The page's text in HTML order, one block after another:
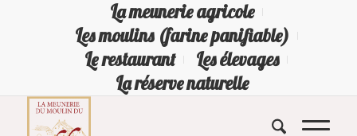
La meunerie agricole
Les moulins (farine panifiable)
Le restaurant
Les élevages
La réserve naturelle